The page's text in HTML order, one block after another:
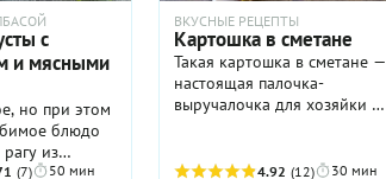
с
и мясными
но при этом
блюдо
из
в
(7) 50 мин
ВКУСНЫЕ РЕЦЕПТЫ
Картошка в сметане
Такая картошка в сметане —
настоящая палочка-
выручалочка для хозяйки в
когда в холодильнике, как
4.92 (12) 30 мин